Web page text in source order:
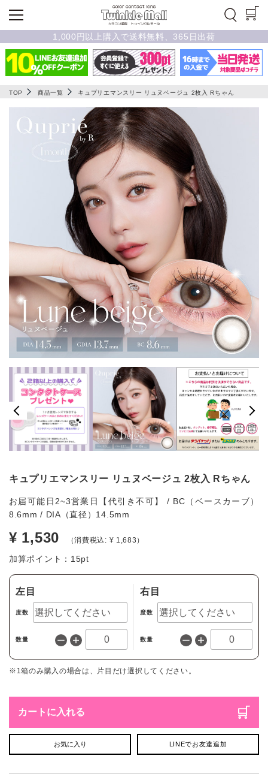
1,000円以上購入で送料無料、365日出荷
TOP 商品一覧 キュプリエマンスリー リュヌベージュ 2枚入 Rちゃん
キュプリエマンスリー リュヌベージュ 2枚入 Rちゃん
お届可能日2~3営業日【代引き不可】 / BC（ベースカーブ）
8.6mm / DIA（直径）14.5mm
¥ 1,530 （消費税込: ¥ 1,683）
加算ポイント： 15pt
左目
度数
数量
右目
度数
数量
※1箱のみ購入の場合は、片目だけ選択してください。
カートに入れる
お気に入り LINEでお友達追加